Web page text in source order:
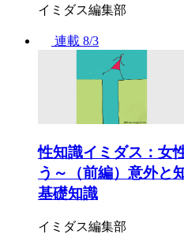
イミダス編集部
連載 8/3
性知識イミダス：女
う～（前編）意外と
基礎知識
イミダス編集部